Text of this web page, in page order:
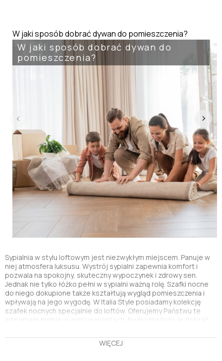
W jaki sposób dobrać dywan do pomieszczenia?
W jaki sposób dobrać dywan do
pomieszczenia?
Sypialnia w stylu loftowym jest niezwykłym miejscem. Panuje w
niej atmosfera luksusu. Wystrój sypialni zapewnia komfort i
pozwala na spokojny, skuteczny wypoczynek i zdrowy sen.
Jednak nie tylko łóżko pełni w sypialni ważną rolę. Szafki nocne
do niego dokupione także kształtują wygląd pomieszczenia i
wpływają na jego wygodę. W Italia Style posiadamy kolekcję
szafek nocnych specjalnie do loftów. Oferujemy Państwu te
wspaniałe meble w wielu wariantach, by można było je dobrać
wykończenie. Poza tym są bardzo funkcjonalne. Dzięki nim
wszystko może być w zasięgu ręki, zarówno niezbędne
WIĘCEJ